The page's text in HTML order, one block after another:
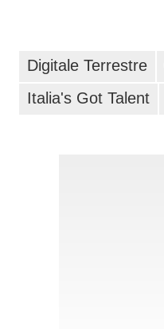
Digitale Terrestre
Italia's Got Talent